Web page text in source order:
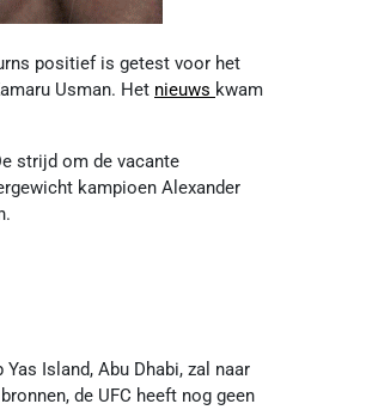
positief is getest voor het
Usman. Het nieuws kwam
strijd om de vacante
kampioen Alexander
Island, Abu Dhabi, zal naar
de UFC heeft nog geen